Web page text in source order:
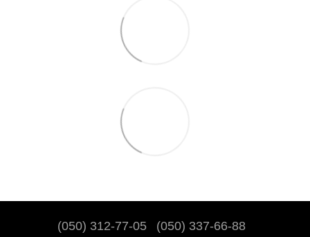
(050) 312-77-05 (050) 337-66-88